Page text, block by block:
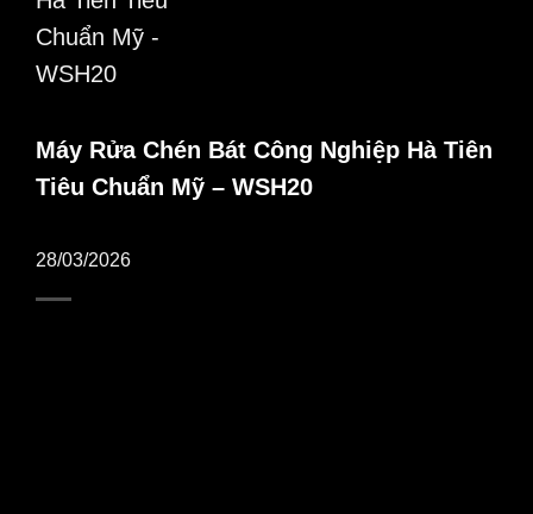
Máy Rửa Chén Bát Công Nghiệp Hà Tiên
Tiêu Chuẩn Mỹ – WSH20
28/03/2026